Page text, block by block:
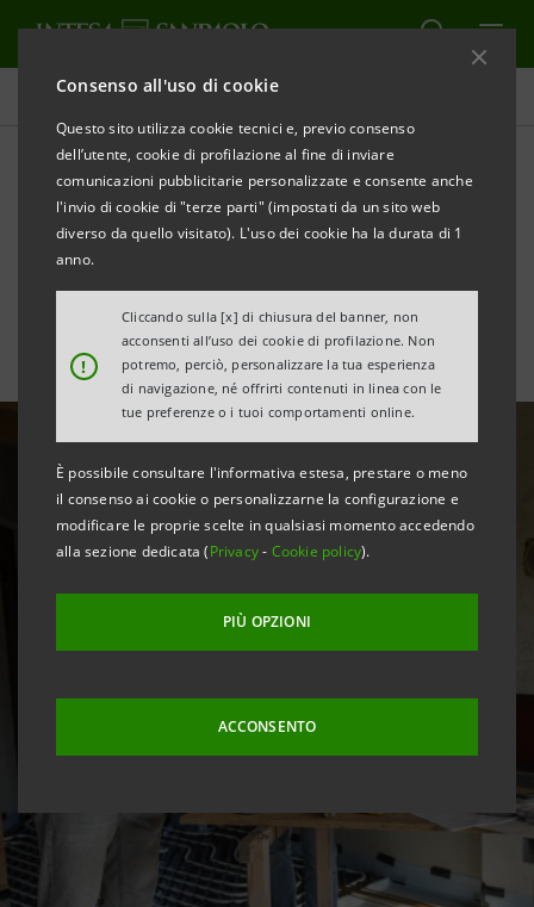
Consenso all'uso di cookie
Questo sito utilizza cookie tecnici e, previo consenso
dell’utente, cookie di profilazione al fine di inviare
comunicazioni pubblicitarie personalizzate e consente anche
l'invio di cookie di "terze parti" (impostati da un sito web
diverso da quello visitato). L'uso dei cookie ha la durata di 1
anno.
!
Cliccando sulla [x] di chiusura del banner, non
acconsenti all’uso dei cookie di profilazione. Non
potremo, perciò, personalizzare la tua esperienza
di navigazione, né offrirti contenuti in linea con le
tue preferenze o i tuoi comportamenti online.
È possibile consultare l'informativa estesa, prestare o meno
il consenso ai cookie o personalizzarne la configurazione e
modificare le proprie scelte in qualsiasi momento accedendo
alla sezione dedicata (Privacy- Cookie policy).
PIÙ OPZIONI
ACCONSENTO
Tutte le news
Superbonus: soluzioni per
le imprese associate a
FINCO